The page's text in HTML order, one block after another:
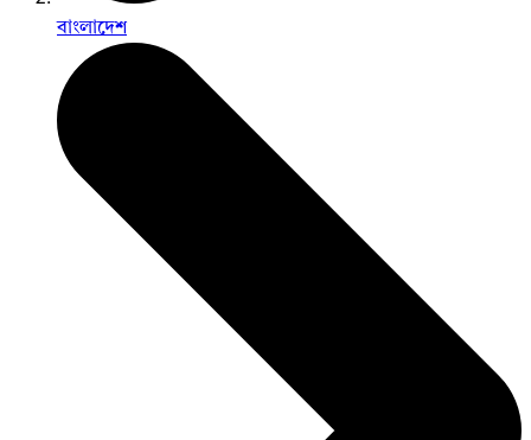
বাংলাদেশ